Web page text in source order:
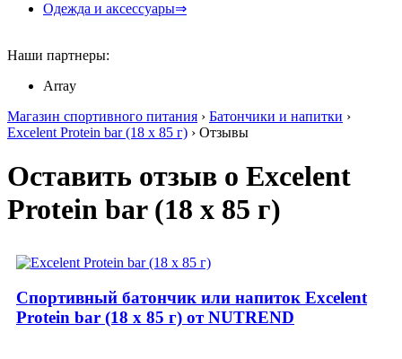
Одежда и аксессуары⇒
Наши партнеры:
Array
Магазин спортивного питания › Батончики и напитки ›
Excelent Protein bar (18 х 85 г) › Отзывы
Оставить отзыв о Excelent
Protein bar (18 х 85 г)
Спортивный батончик или напиток Excelent
Protein bar (18 х 85 г) от NUTREND